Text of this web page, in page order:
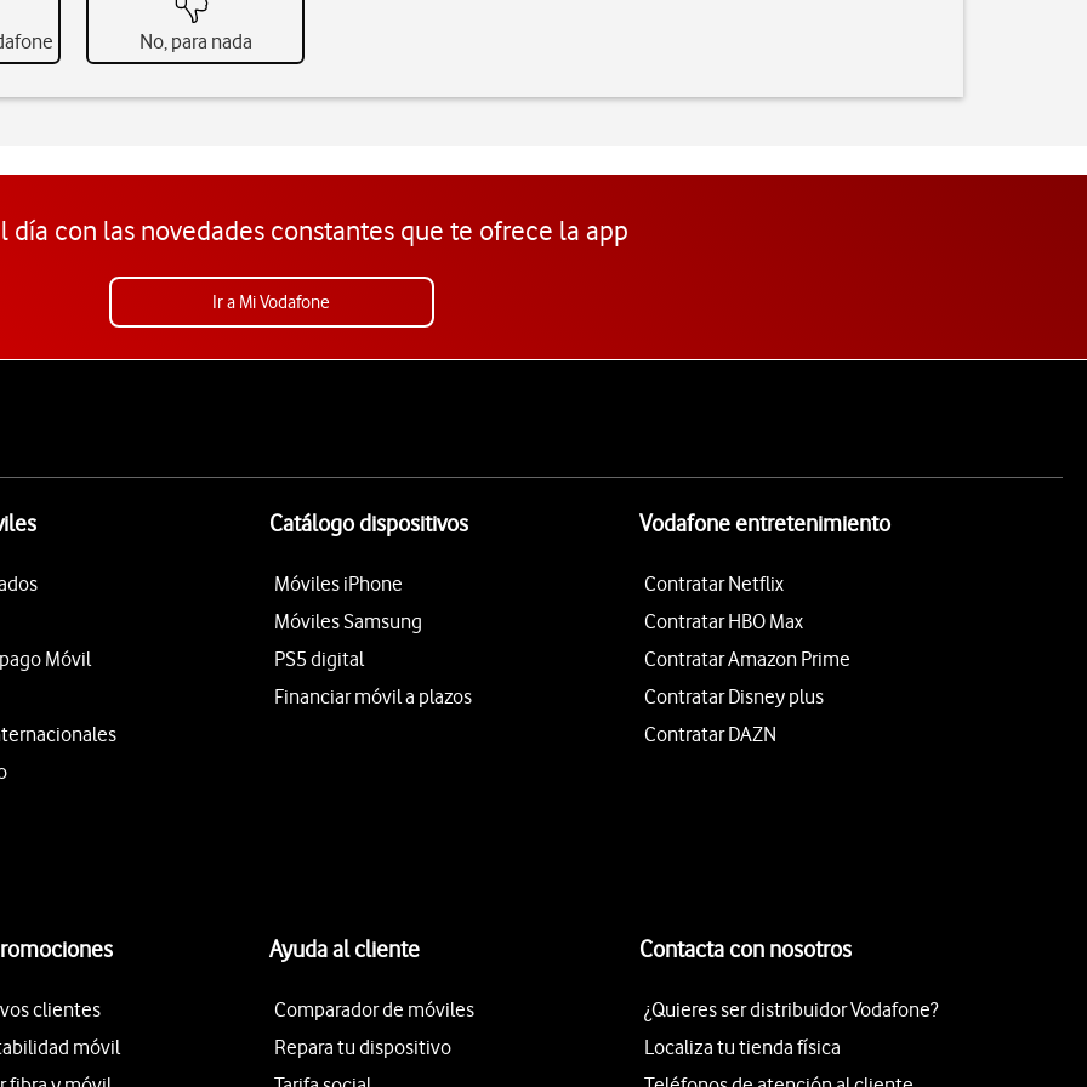
No, para nada
día con las novedades constantes que te ofrece la app
Ir a Mi Vodafone
Móvil
Catálogo dispositivos
Móviles iPhone
Móviles Samsung
PS5 digital
Financiar móvil a plazos
Vodafone entretenimiento
Contratar Netflix
Contratar HBO Max
Contratar Amazon Prime
Contratar Disney plus
Contratar DAZN
clientes
móvil
Ayuda al cliente
Comparador de móviles
Repara tu dispositivo
Contacta con nosotros
¿Quieres ser distribuidor Vodafone?
Localiza tu tienda física